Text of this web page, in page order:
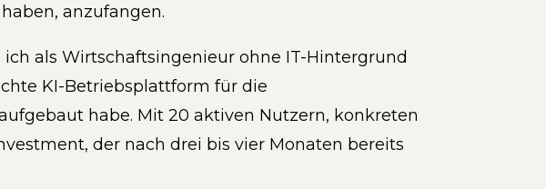
anzufangen.
als Wirtschaftsingenieur ohne IT-Hintergrund
KI-Betriebsplattform für die
habe. Mit 20 aktiven Nutzern, konkreten
der nach drei bis vier Monaten bereits